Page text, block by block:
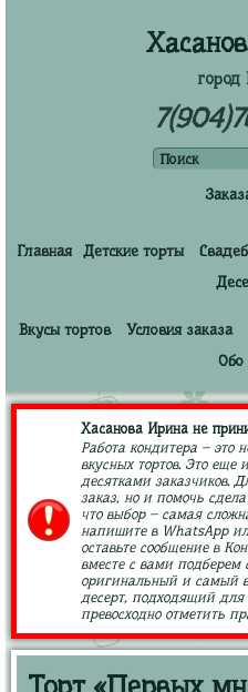
город
Главная Детские торты
Вкусы тортов Условия заказа
Обо
Хасанова Ирина не
Работа кондитера – это
вкусных тортов. Это еще
десятками заказчиков.
заказ, но и помочь
что выбор – самая
напишите в WhatsApp
оставьте сообщение в
вместе с вами
оригинальный и самый
десерт, подходящий для
превосходно отметить